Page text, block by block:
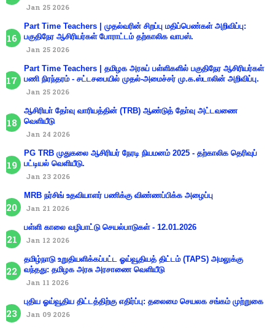
Jan 25 2026
Part Time Teachers | முதல்வரின் சிறப்பு மதிப்பெண்கள் அறிவிப்பு:
பகுதிநேர ஆசிரியர்கள் போராட்டம் தற்காலிக வாபஸ்.
Jan 25 2026
Part Time Teachers | தமிழக அரசுப் பள்ளிகளில் பகுதிநேர ஆசிரியர்கள்
பணி நிரந்தரம் - சட்டசபையில் முதல்-அமைச்சர் மு.க.ஸ்டாலின் அறிவிப்பு.
Jan 25 2026
ஆசிரியா் தோ்வு வாரியத்தின் (TRB) ஆண்டுத் தோ்வு அட்டவணை
வெளியீடு
Jan 24 2026
PG TRB முதுகலை ஆசிரியர் நேரடி நியமனம் 2025 - தற்காலிக தெரிவுப்
பட்டியல் வெளியீடு.
Jan 23 2026
MRB நர்சிங் உதவியாளர் பணிக்கு விண்ணப்பிக்க அழைப்பு
Jan 21 2026
பள்ளி காலை வழிபாட்டு செயல்பாடுகள் - 12.01.2026
Jan 12 2026
தமிழ்நாடு உறுதியளிக்கப்பட்ட ஓய்வூதியத் திட்டம் (TAPS) அமலுக்கு
வந்தது: தமிழக அரசு அரசாணை வெளியீடு
Jan 11 2026
புதிய ஓய்வூதிய திட்டத்திற்கு எதிர்ப்பு: தலைமை செயலக சங்கம் முற்றுகை
Jan 09 2026